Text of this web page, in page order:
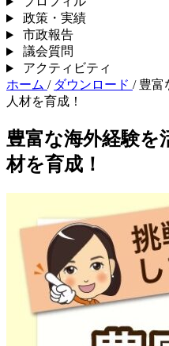
政策・実績
市政報告
議会質問
アクティビティ
ホーム / ダウンロード / 豊富
人材を育成！
豊富な海外経験を
材を育成！